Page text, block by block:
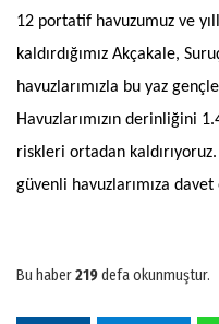
12 portatif havuzumuz ve
kaldırdığımız Akçakale,
havuzlarımızla bu yaz
Havuzlarımızın derinliğini
riskleri ortadan
güvenli havuzlarımıza
Bu haber219defa okunmuştur.